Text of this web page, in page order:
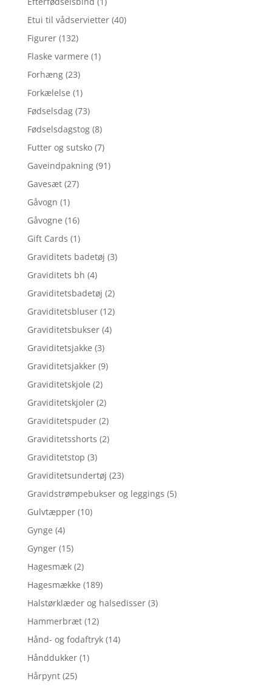
Etui til vådservietter (40)
Figurer (132)
Flaske varmere (1)
Forhæng (23)
Forkælelse (1)
Fødselsdag (73)
Fødselsdagstog (8)
Futter og sutsko (7)
Gaveindpakning (91)
Gavesæt (27)
Gåvogn (1)
Gåvogne (16)
Gift Cards (1)
Graviditets badetøj (3)
Graviditets bh (4)
Graviditetsbadetøj (2)
Graviditetsbluser (12)
Graviditetsbukser (4)
Graviditetsjakke (3)
Graviditetsjakker (9)
Graviditetskjole (2)
Graviditetskjoler (2)
Graviditetspuder (2)
Graviditetsshorts (2)
Graviditetstop (3)
Graviditetsundertøj (23)
Gravidstrømpebukser og leggings (5)
Gulvtæpper (10)
Gynge (4)
Gynger (15)
Hagesmæk (2)
Hagesmække (189)
Halstørklæder og halsedisser (3)
Hammerbræt (12)
Hånd- og fodaftryk (14)
Hånddukker (1)
Hårpynt (25)